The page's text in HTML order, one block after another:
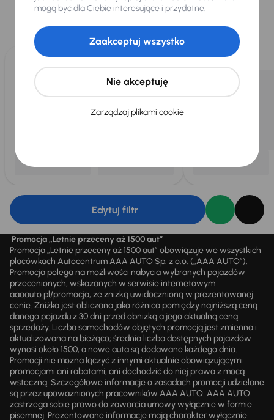
Wybraliśmy dla Ciebie
Wybieramy dla Ciebienajlepsze pojazdyz naszej oferty. Kupimy
dla Ciebiedo 400 pojazdówkażdego dnia.
Edytuj filtr
Promocja „Letnie przeceny aż 1500 aut”
Promocja „Letnie przeceny aż 1500 aut” obowiązuje we wszystkich
placówkach Autocentrum AAA AUTO Sp. z o.o. („AAA AUTO”).
Promocja polega na możliwości nabycia wybranych pojazdów
przecenionych, wskazanych w serwisie internetowym
aaaauto.pl/promocja, ze zniżką uwidocznioną w prezentowanej
cenie. Zniżka jest obliczana jako różnica pomiędzy najniższą ceną
danego pojazdu z 30 dni przed obniżką a jego aktualną ceną
sprzedaży. Liczba samochodów objętych promocją jest zmienna i
aktualizowana na bieżąco; średnia liczba dostępnych pojazdów
wynosi około 1500, a nowe auta są dodawane każdego dnia.
Promocji nie można łączyć z innymi aktualnie obowiązującymi
promocjami ani rabatami, ani dochodzić do niej prawa z mocą
wsteczną. Szczegółowe informacje o zasadach promocji udzielane
są przez upoważnionych pracowników AAA AUTO. AAA AUTO
zastrzega sobie prawo do zawarcia umowy wyłącznie w formie
pisemnej. Prezentowane informacje mają charakter wyłącznie
mogą być dla Ciebie interesujące i przydatne.
Zarządzaj plikami cookie
Nie akceptuję
Zaakceptuj wszystko